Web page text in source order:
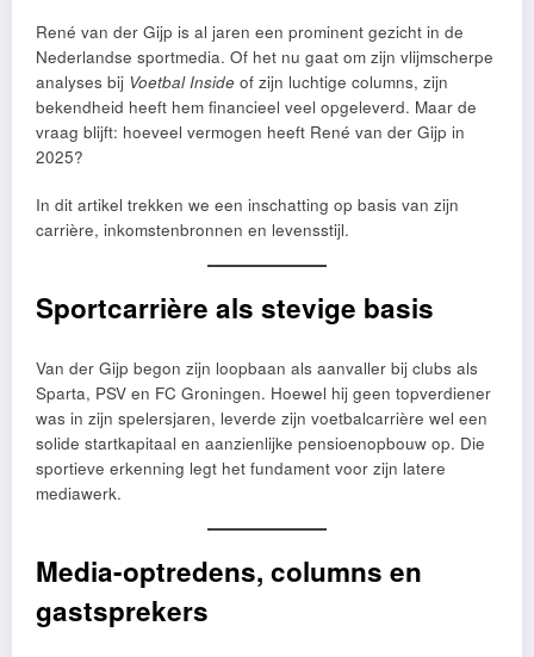
René van der Gijp is al jaren een prominent gezicht in de
Nederlandse sportmedia. Of het nu gaat om zijn vlijmscherpe
analyses bij Voetbal Inside of zijn luchtige columns, zijn
bekendheid heeft hem financieel veel opgeleverd. Maar de
vraag blijft: hoeveel vermogen heeft René van der Gijp in
2025?
In dit artikel trekken we een inschatting op basis van zijn
carrière, inkomstenbronnen en levensstijl.
Sportcarrière als stevige basis
Van der Gijp begon zijn loopbaan als aanvaller bij clubs als
Sparta, PSV en FC Groningen. Hoewel hij geen topverdiener
was in zijn spelersjaren, leverde zijn voetbalcarrière wel een
solide startkapitaal en aanzienlijke pensioenopbouw op. Die
sportieve erkenning legt het fundament voor zijn latere
mediawerk.
Media-optredens, columns en
gastsprekers